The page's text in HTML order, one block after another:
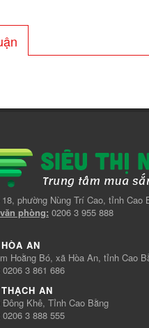
phường Nùng Trí Cao, tỉnh Cao
phòng: 0206 3 955 888
AN
Hoằng Bó, xã Hòa An, tỉnh Cao
0206 3 861 686
AN
Đông Khê, Tỉnh Cao Bằng
0206 3 888 555